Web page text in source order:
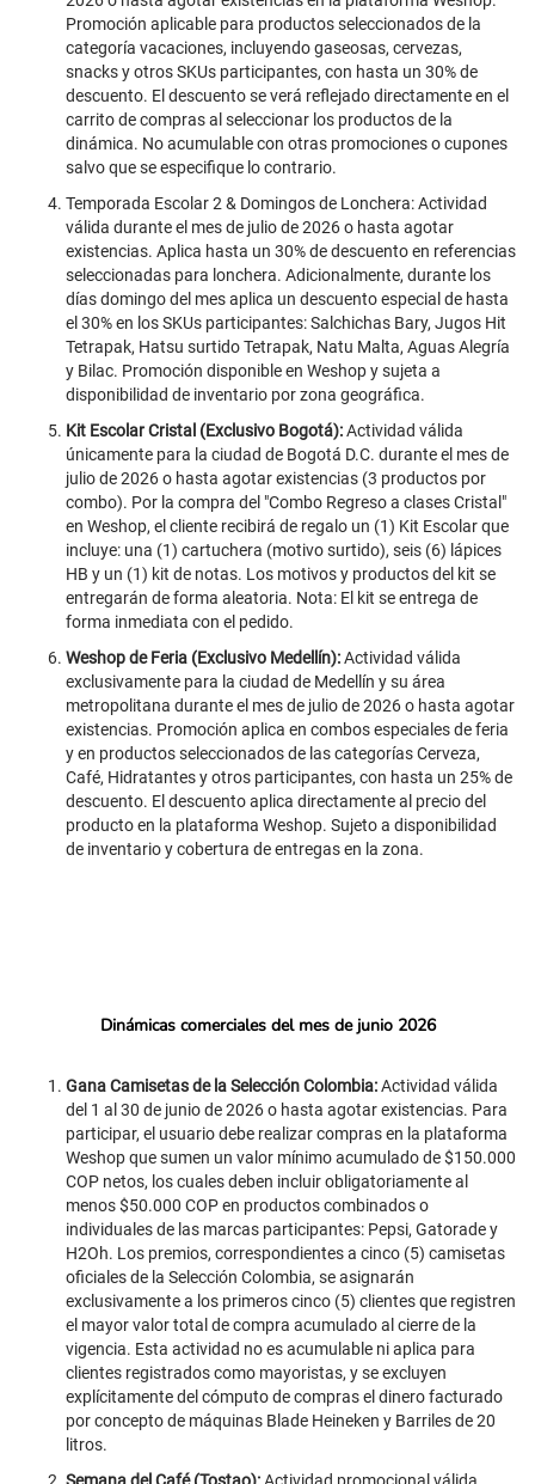
Promoción aplicable para productos seleccionados de la
categoría vacaciones, incluyendo gaseosas, cervezas,
snacks y otros SKUs participantes, con hasta un 30% de
descuento. El descuento se verá reflejado directamente en el
carrito de compras al seleccionar los productos de la
dinámica. No acumulable con otras promociones o cupones
salvo que se especifique lo contrario.
Temporada Escolar 2 & Domingos de Lonchera: Actividad
válida durante el mes de julio de 2026 o hasta agotar
existencias. Aplica hasta un 30% de descuento en referencias
seleccionadas para lonchera. Adicionalmente, durante los
días domingo del mes aplica un descuento especial de hasta
el 30% en los SKUs participantes: Salchichas Bary, Jugos Hit
Tetrapak, Hatsu surtido Tetrapak, Natu Malta, Aguas Alegría
y Bilac. Promoción disponible en Weshop y sujeta a
disponibilidad de inventario por zona geográfica.
Kit Escolar Cristal (Exclusivo Bogotá):Actividad válida
únicamente para la ciudad de Bogotá D.C. durante el mes de
julio de 2026 o hasta agotar existencias (3 productos por
combo). Por la compra del "Combo Regreso a clases Cristal"
en Weshop, el cliente recibirá de regalo un (1) Kit Escolar que
incluye: una (1) cartuchera (motivo surtido), seis (6) lápices
HB y un (1) kit de notas. Los motivos y productos del kit se
entregarán de forma aleatoria. Nota: El kit se entrega de
forma inmediata con el pedido.
Weshop de Feria (Exclusivo Medellín):Actividad válida
exclusivamente para la ciudad de Medellín y su área
metropolitana durante el mes de julio de 2026 o hasta agotar
existencias. Promoción aplica en combos especiales de feria
y en productos seleccionados de las categorías Cerveza,
Café, Hidratantes y otros participantes, con hasta un 25% de
descuento. El descuento aplica directamente al precio del
producto en la plataforma Weshop. Sujeto a disponibilidad
de inventario y cobertura de entregas en la zona.
Dinámicas comerciales del mes de junio 2026
Gana Camisetas de la Selección Colombia:Actividad válida
del 1 al 30 de junio de 2026 o hasta agotar existencias. Para
participar, el usuario debe realizar compras en la plataforma
Weshop que sumen un valor mínimo acumulado de $150.000
COP netos, los cuales deben incluir obligatoriamente al
menos $50.000 COP en productos combinados o
individuales de las marcas participantes: Pepsi, Gatorade y
H2Oh. Los premios, correspondientes a cinco (5) camisetas
oficiales de la Selección Colombia, se asignarán
exclusivamente a los primeros cinco (5) clientes que registren
el mayor valor total de compra acumulado al cierre de la
vigencia. Esta actividad no es acumulable ni aplica para
clientes registrados como mayoristas, y se excluyen
explícitamente del cómputo de compras el dinero facturado
por concepto de máquinas Blade Heineken y Barriles de 20
litros.
Semana del Café (Tostao): Actividad promocional válida